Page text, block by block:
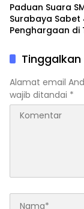
Paduan Suara
Surabaya Sabet
Penghargaan di
Alamat email
wajib ditandai *